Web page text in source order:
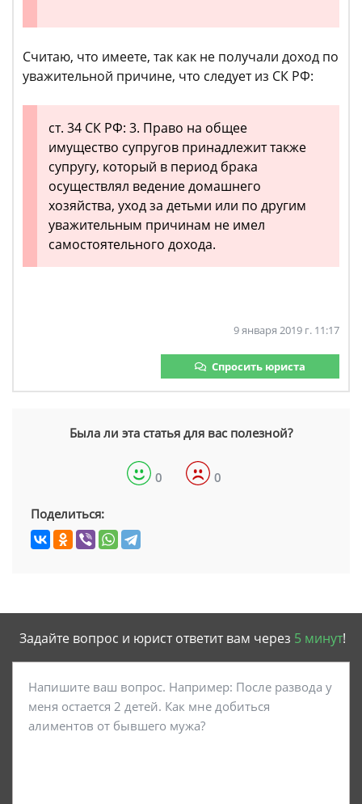
Считаю, что имеете, так как не получали доход по
уважительной причине, что следует из СК РФ:
ст. 34 СК РФ: 3. Право на общее
имущество супругов принадлежит также
супругу, который в период брака
осуществлял ведение домашнего
хозяйства, уход за детьми или по другим
уважительным причинам не имел
самостоятельного дохода.
9 января 2019 г. 11:17
Спросить юриста
Была ли эта статья для вас полезной?
0 0
Поделиться:
Задайте вопрос и юрист ответит вам через 5 минут!